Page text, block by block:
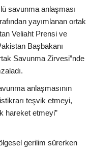
savunma anlaşması
yayımlanan ortak
Veliaht Prensi ve
Başbakanı
Savunma Zirvesi”nde
anlaşmasının
teşvik etmeyi,
hareket etmeyi”
gerilim sürerken